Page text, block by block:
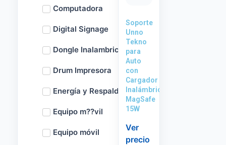
Computadora
Digital Signage
Dongle Inalambrico
Drum Impresora
Energía y Respaldo
Equipo m??vil
Equipo móvil
Soporte
Unno
Tekno
para
Auto
con
Cargador
Inalámbrico
MagSafe
15W
Ver
precio